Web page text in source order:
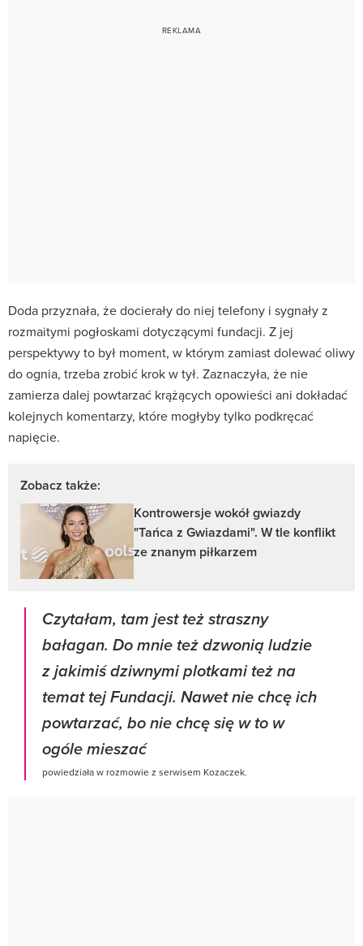
Doda przyznała, że docierały do niej telefony i sygnały z
rozmaitymi pogłoskami dotyczącymi fundacji. Z jej
perspektywy to był moment, w którym zamiast dolewać oliwy
do ognia, trzeba zrobić krok w tył. Zaznaczyła, że nie
zamierza dalej powtarzać krążących opowieści ani dokładać
kolejnych komentarzy, które mogłyby tylko podkręcać
napięcie.
Zobacz także:
Kontrowersje wokół gwiazdy
"Tańca z Gwiazdami". W tle konflikt
ze znanym piłkarzem
Czytałam, tam jest też straszny
bałagan. Do mnie też dzwonią ludzie
z jakimiś dziwnymi plotkami też na
temat tej Fundacji. Nawet nie chcę ich
powtarzać, bo nie chcę się w to w
ogóle mieszać
powiedziała w rozmowie z serwisem Kozaczek.